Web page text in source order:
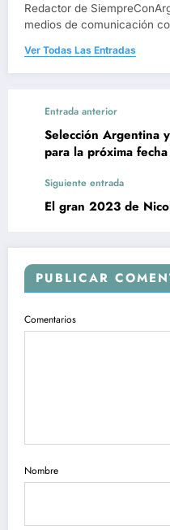
Redactor de
medios de comunicación
Ver Todas Las Entradas
Entrada anterior
Selección Argentina
para la próxima fecha
Siguiente entrada
El gran 2023 de
PUBLICAR
Comentarios
Nombre